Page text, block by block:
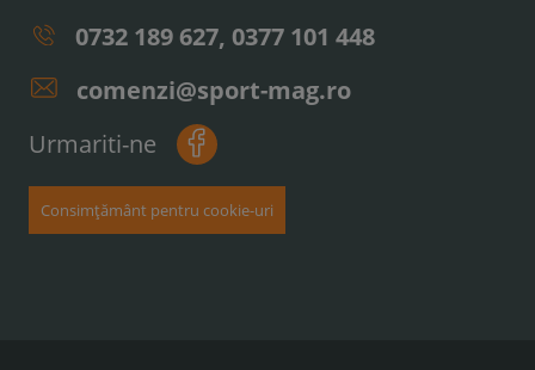
0732 189 627, 0377 101 448
comenzi@sport-mag.ro
Urmariti-ne
Consimțământ pentru cookie-uri